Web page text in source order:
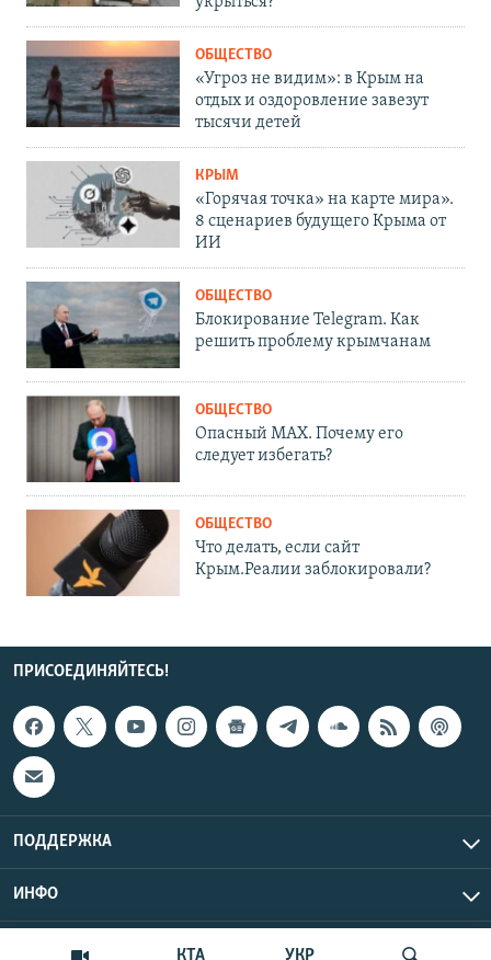
КТА УКР
ОБЩЕСТВО
«Угроз не видим»: в Крым на
отдых и оздоровление завезут
тысячи детей
КРЫМ
«Горячая точка» на карте мира».
8 сценариев будущего Крыма от
ИИ
ОБЩЕСТВО
Блокирование Telegram. Как
решить проблему крымчанам
ОБЩЕСТВО
Опасный MAX. Почему его
следует избегать?
ОБЩЕСТВО
Что делать, если сайт
Крым.Реалии заблокировали?
ПРИСОЕДИНЯЙТЕСЬ!
ПОДДЕРЖКА
ИНФО
Copyright Крым.Реалии, 2026 | Все права защищены.
UTC+3